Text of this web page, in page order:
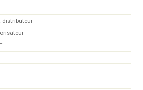
distributeur